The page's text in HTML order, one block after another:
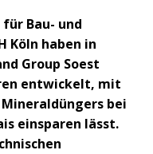
Bau- und
Köln haben in
Group Soest
entwickelt, mit
bei
einsparen lässt.